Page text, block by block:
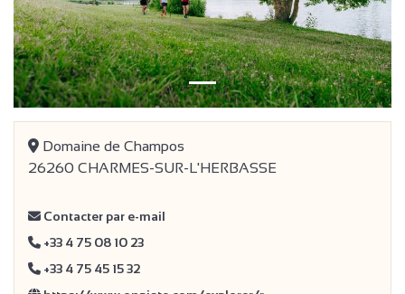
Domaine de Champos
26260 CHARMES-SUR-L'HERBASSE
Contacter par e-mail
+33 4 75 08 10 23
+33 4 75 45 15 32